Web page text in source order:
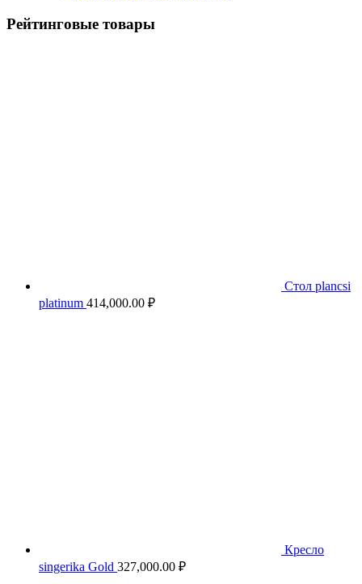
Рейтинговые товары
Стол plancsi
platinum 414,000.00 ₽
Кресло
singerika Gold 327,000.00 ₽